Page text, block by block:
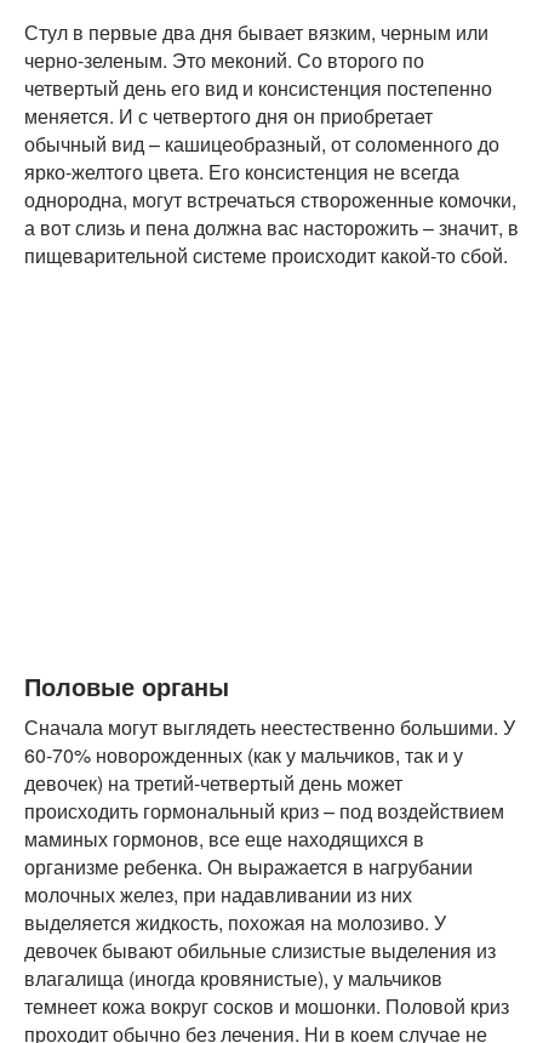
Стул в первые два дня бывает вязким, черным или
черно-зеленым. Это меконий. Со второго по
четвертый день его вид и консистенция постепенно
меняется. И с четвертого дня он приобретает
обычный вид – кашицеобразный, от соломенного до
ярко-желтого цвета. Его консистенция не всегда
однородна, могут встречаться створоженные комочки,
а вот слизь и пена должна вас насторожить – значит, в
пищеварительной системе происходит какой-то сбой.
Половые органы
Сначала могут выглядеть неестественно большими. У
60-70% новорожденных (как у мальчиков, так и у
девочек) на третий-четвертый день может
происходить гормональный криз – под воздействием
маминых гормонов, все еще находящихся в
организме ребенка. Он выражается в нагрубании
молочных желез, при надавливании из них
выделяется жидкость, похожая на молозиво. У
девочек бывают обильные слизистые выделения из
влагалища (иногда кровянистые), у мальчиков
темнеет кожа вокруг сосков и мошонки. Половой криз
проходит обычно без лечения. Ни в коем случае не